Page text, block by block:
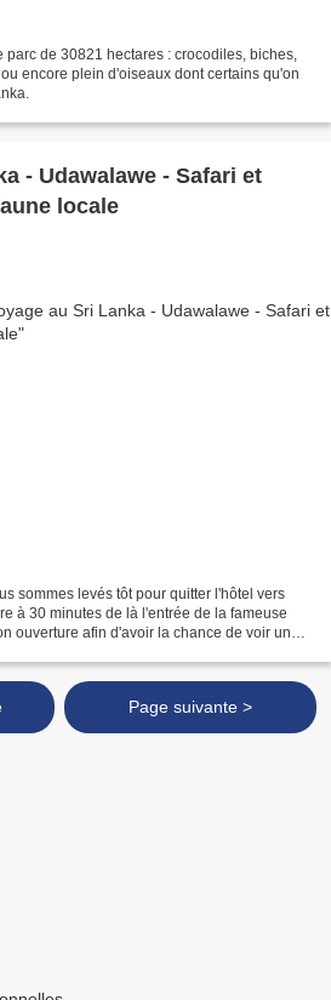
de 30821 hectares : crocodiles, biches,
encore plein d'oiseaux dont certains qu'on
- Udawalawe - Safari et
locale
sommes levés tôt pour quitter l'hôtel vers
à 30 minutes de là l'entrée de la fameuse
ouverture afin d'avoir la chance de voir un
Page suivante >